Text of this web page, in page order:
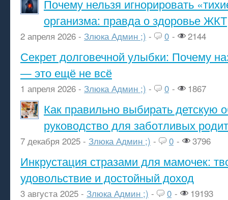
Почему нельзя игнорировать
организма: правда о здоровье ЖКТ
2 апреля 2026 - Злюка Админ ;) - 0 - 2144
Секрет долговечной улыбки: Почему
— это ещё не всё
1 апреля 2026 - Злюка Админ ;) - 0 - 1867
Как правильно выбирать детскую
руководство для заботливых
7 декабря 2025 - Злюка Админ ;) - 0 - 3796
Инкрустация стразами для мамочек:
удовольствие и достойный доход
3 августа 2025 - Злюка Админ ;) - 0 - 19193